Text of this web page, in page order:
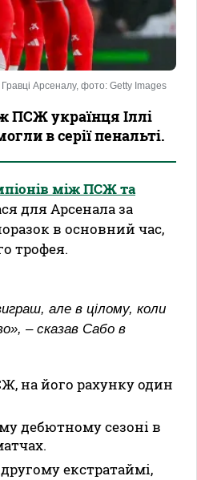
Гравці Арсеналу, фото: Getty Images
ПСЖ українця Іллі
в серії пенальті.
між ПСЖ та
для Арсенала за
в основний час,
трофея.
але в цілому, коли
– сказав Сабо в
на його рахунку один
дебютному сезоні в
екстратаймі,